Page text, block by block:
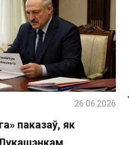
паказаў, як
26.06.2026